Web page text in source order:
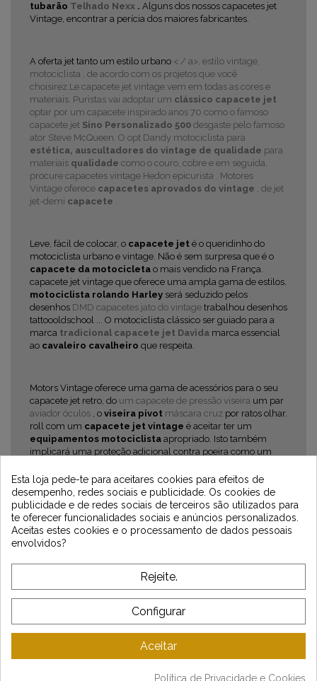
tubarão Telhado Nexx . Alguns dos nossos capacetes jet
Vintage, encontrar a perícia dos maiores fabricantes.
A oferta jet tanto um estilo urbano < / a>, estilo vintage,
motociclista , de acordo com os projetos que você
choisirez.Le capacete jet vintage vem em todas as cores e
materiais. Puristas vai adoptar um clássico capacete jet
optar por um capacete inspirado anos 70 como o famoso
capacete jet Sino Personalizado 500 desgaste pelo famoso
ator Steve McQueen. O opt Dandy motociclista para
estética, auscultadores do vintage de qualidade para
materiais qualidade como o couro, cobre e em seguida,
procure capacetes vintage Hedon epicurista . Motores
Vintage oferece capacetes aprovados do vintage , de jet
jet-demi capacete .
Leve, fácil de colocar, o capacete jet é o queridinho do
motociclista urbano e vintage. Não é sem surpresa que é o
capacete da motocicleta o mais vendido na França.
capacete jet vintage que oferece uma ampla gama de estilos.
motociclista rolando Harley será seduzido pelos
desenhos DMD capacetes jato do vintage trabalhou desenhos
tattoooldschool ... O motociclista clássico ser guiado para a
marca tradicional capacete jet Davida marca essencial
ao cavaleiro cavalheiro que respeita.
Motors Vintage oferece uma gama de acessórios para o seu
capacete jet retro, do um capacete de pressão viseira um par
aviador óculos , o viseira pivot máscara cruz por ratos olhar.
roll com um capacete jet vintage é aceitar ter um
equipamentos motociclista apropriado. Isto também
implicará uma proteção adicional contra poeira como um
Newsletter
*Dès 99€ d'achat. En vous abonnant à notre newsletter, vous reconnaissez avoir pris
SOBRE VINTAGE
ATENDIMENTO AO CLIENTE
Esta loja pede-te para aceitares cookies para efeitos de
desempenho, redes sociais e publicidade. Os cookies de
publicidade e de redes sociais de terceiros são utilizados para
te oferecer funcionalidades sociais e anúncios personalizados.
Aceitas estes cookies e o processamento de dados pessoais
envolvidos?
Rejeite.
Configurar
Aceitar
Política de Privacidade e Cookies